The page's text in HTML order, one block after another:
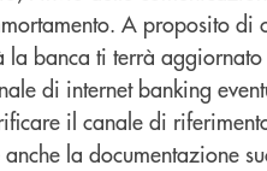
A proposito di
banca ti terrà
di internet banking
il canale di
la documentazione